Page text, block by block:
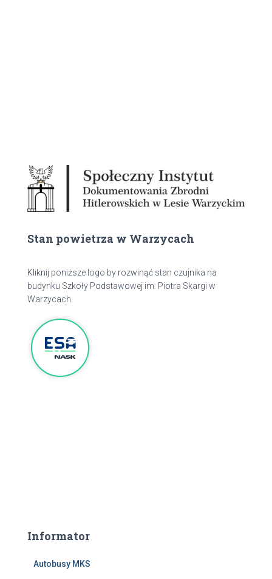
Stan powietrza w Warzycach
Kliknij poniższe logo by rozwinąć stan czujnika na
budynku Szkoły Podstawowej im. Piotra Skargi w
Warzycach.
Informator
Autobusy MKS